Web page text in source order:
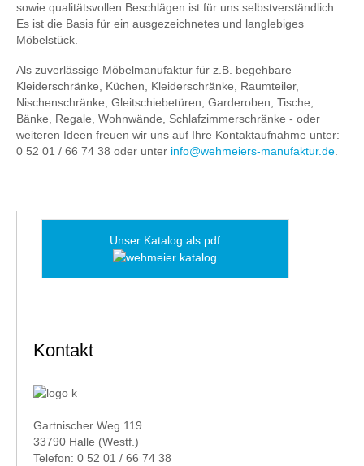
sowie qualitätsvollen Beschlägen ist für uns selbstverständlich.
Es ist die Basis für ein ausgezeichnetes und langlebiges
Möbelstück.
Als zuverlässige Möbelmanufaktur für z.B. begehbare
Kleiderschränke, Küchen, Kleiderschränke, Raumteiler,
Nischenschränke, Gleitschiebetüren, Garderoben, Tische,
Bänke, Regale, Wohnwände, Schlafzimmerschränke - oder
weiteren Ideen freuen wir uns auf Ihre Kontaktaufnahme unter:
0 52 01 / 66 74 38 oder unter info@wehmeiers-manufaktur.de
Unser Katalog als pdf
Kontakt
Gartnischer Weg 119
33790 Halle (Westf.)
Telefon: 0 52 01 / 66 74 38